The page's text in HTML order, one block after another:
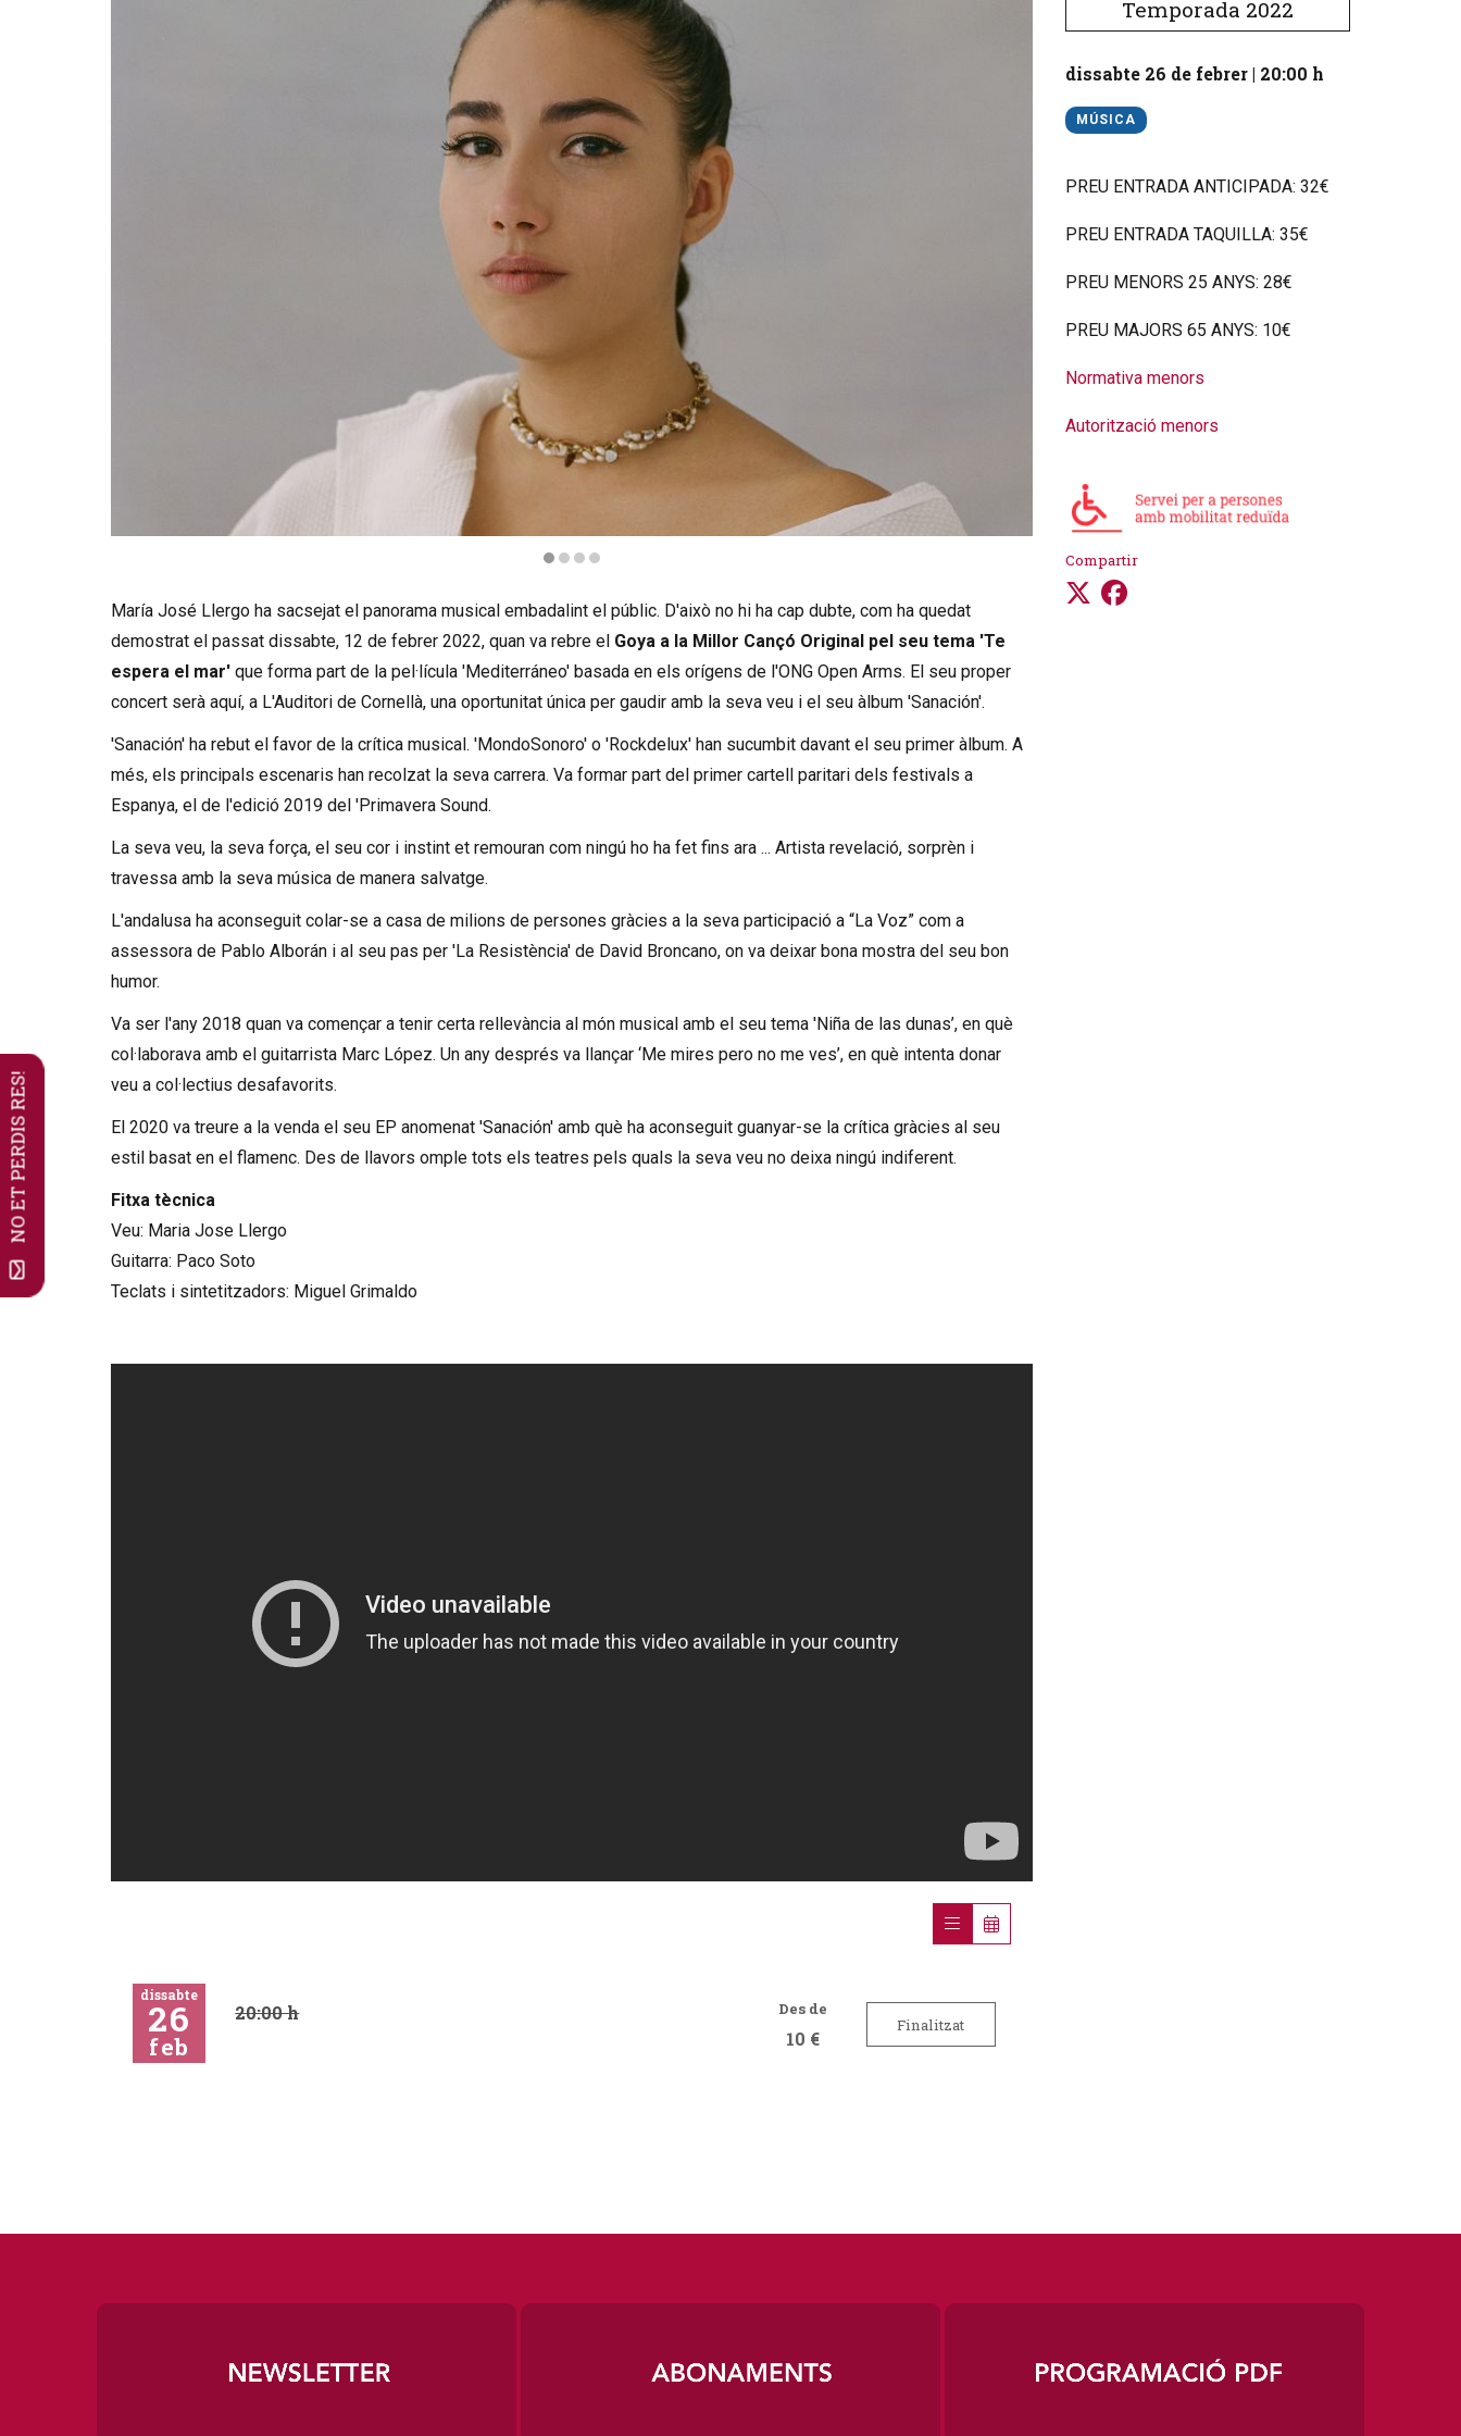
NO ET PERDIS RES!
Temporada 2022
dissabte 26 de febrer| 20:00 h
MÚSICA
PREU ENTRADA ANTICIPADA: 32€
PREU ENTRADA TAQUILLA: 35€
PREU MENORS 25 ANYS: 28€
PREU MAJORS 65 ANYS: 10€
Normativa menors
Autorització menors
Compartir
María José Llergo ha sacsejat el panorama musical embadalint el públic. D'això no hi ha cap dubte, com ha quedat
demostrat el passat dissabte, 12 de febrer 2022, quan va rebre el Goya a la Millor Cançó Original pel seu tema 'Te
espera el mar' que forma part de la pel·lícula 'Mediterráneo' basada en els orígens de l'ONG Open Arms. El seu proper
concert serà aquí, a L'Auditori de Cornellà, una oportunitat única per gaudir amb la seva veu i el seu àlbum 'Sanación'.
'Sanación' ha rebut el favor de la crítica musical. 'MondoSonoro' o 'Rockdelux' han sucumbit davant el seu primer àlbum. A
més, els principals escenaris han recolzat la seva carrera. Va formar part del primer cartell paritari dels festivals a
Espanya, el de l'edició 2019 del 'Primavera Sound.
La seva veu, la seva força, el seu cor i instint et remouran com ningú ho ha fet fins ara ... Artista revelació, sorprèn i
travessa amb la seva música de manera salvatge.
L'andalusa ha aconseguit colar-se a casa de milions de persones gràcies a la seva participació a “La Voz” com a
assessora de Pablo Alborán i al seu pas per 'La Resistència' de David Broncano, on va deixar bona mostra del seu bon
humor.
Va ser l'any 2018 quan va començar a tenir certa rellevància al món musical amb el seu tema 'Niña de las dunas’, en què
col·laborava amb el guitarrista Marc López. Un any després va llançar ‘Me mires pero no me ves’, en què intenta donar
veu a col·lectius desafavorits.
El 2020 va treure a la venda el seu EP anomenat 'Sanación' amb què ha aconseguit guanyar-se la crítica gràcies al seu
estil basat en el flamenc. Des de llavors omple tots els teatres pels quals la seva veu no deixa ningú indiferent.
Fitxa tècnica
Veu: Maria Jose Llergo
Guitarra: Paco Soto
Teclats i sintetitzadors: Miguel Grimaldo
dissabte
26
feb
20:00 h Des de
10 €
Finalitzat